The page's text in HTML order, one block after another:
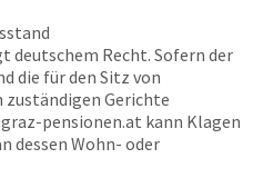
Recht. Sofern der
die für den Sitz von
Gerichte
pensionen.at kann Klagen
dessen Wohn- oder